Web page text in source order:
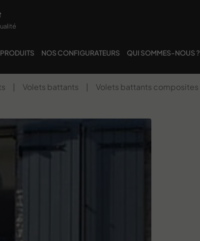
NOS CONFIGURATEURS QUI SOMMES-NOUS ?
| Volets battants | Volets battants composites